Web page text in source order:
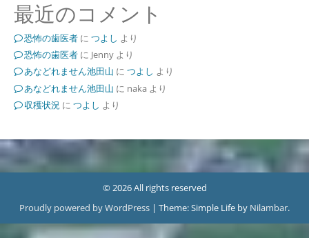
最近のコメント
恐怖の歯医者に つよし より
恐怖の歯医者に Jennyより
あなどれません池田山 に つよし より
あなどれません池田山 に nakaより
収穫状況に つよし より
© 2026 All rights reserved
Proudly powered by WordPress | Theme: Simple Life by Nilambar.